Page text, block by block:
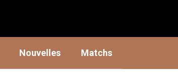
Nouvelles Matchs